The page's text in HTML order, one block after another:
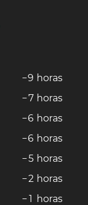
−9 horas
−7 horas
−6 horas
−6 horas
−5 horas
−2 horas
− 1 horas